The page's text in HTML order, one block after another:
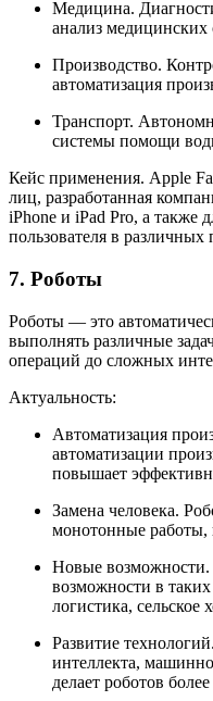
Медицина.
анализ медицинских
Производство.
автоматизация
Транспорт.
системы помощи
Кейс применения. Apple
лиц, разработанная
iPhone и iPad Pro, а также
пользователя в
7. Роботы
Роботы — это
выполнять различные
операций до сложных
Актуальность:
Автоматизация
автоматизации
повышает
Замена человека.
монотонные работы,
Новые
возможности в
логистика, сельское
Развитие
интеллекта,
делает роботов